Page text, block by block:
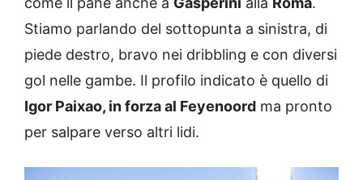
Stiamo parlando del sottopunta a sinistra, di
piede destro, bravo nei dribbling e con diversi
gol nelle gambe. Il profilo indicato è quello di
Igor Paixao, in forza al Feyenoord ma pronto
per salpare verso altri lidi.